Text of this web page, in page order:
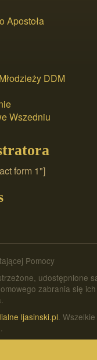
Apostoła
DDM
Wszedniu
form 1"]
Pomocy
udostępnione
zabrania się ich
ljasinski.pl. Wszelkie